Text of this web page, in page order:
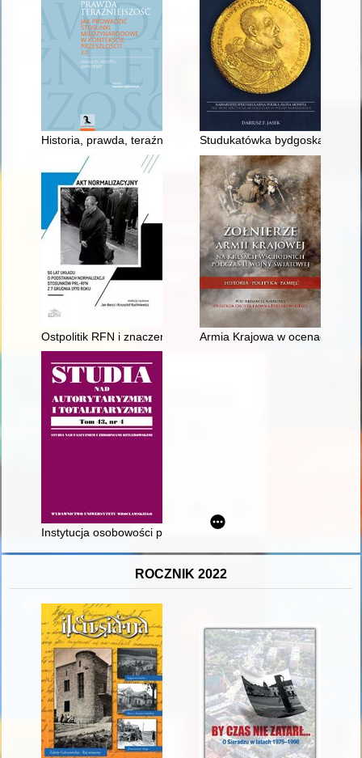
Historia, prawda, teraźniejszość : jak prowadzić stosunki
Studukatówka bydgoska 1621
Ostpolitik RFN i znaczenie Układu z 7 grudnia 1970 roku
Armia Krajowa w ocenach
Instytucja osobowości prawnej w okresie PRL jako
ROCZNIK 2022